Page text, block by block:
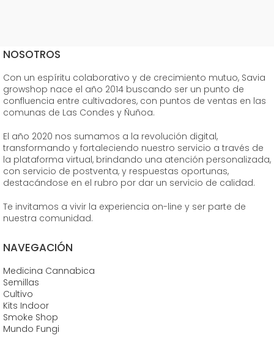
NOSOTROS
Con un espíritu colaborativo y de crecimiento mutuo, Savia
growshop nace el año 2014 buscando ser un punto de
confluencia entre cultivadores, con puntos de ventas en las
comunas de Las Condes y Ñuñoa.
El año 2020 nos sumamos a la revolución digital,
transformando y fortaleciendo nuestro servicio a través de
la plataforma virtual, brindando una atención personalizada,
con servicio de postventa, y respuestas oportunas,
destacándose en el rubro por dar un servicio de calidad.
Te invitamos a vivir la experiencia on-line y ser parte de
nuestra comunidad.
NAVEGACIÓN
Medicina Cannabica
Semillas
Cultivo
Kits Indoor
Smoke Shop
Mundo Fungi